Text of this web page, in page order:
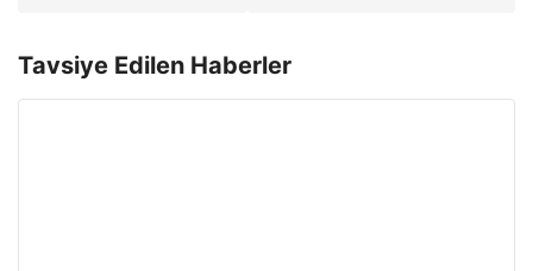
Tavsiye Edilen Haberler